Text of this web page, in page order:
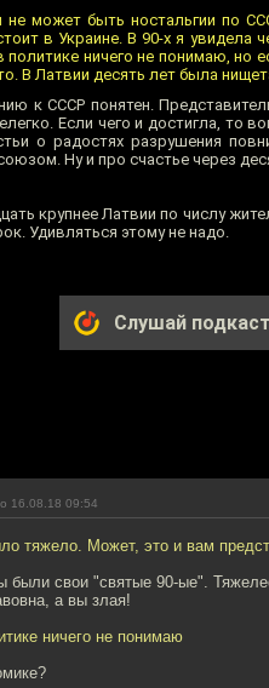
не может быть ностальгии по
в Украине. В 90-х я увидела
ничего не понимаю, но
В Латвии десять лет была
к СССР понятен.
Если чего и достигла, то
о радостях разрушения
Ну и про счастье через
крупнее Латвии по числу
Удивляться этому не надо.
Слушай
16.08.18 09:54
тяжело. Может, это и вам
были свои "святые 90-ые".
а вы злая!
ничего не понимаю